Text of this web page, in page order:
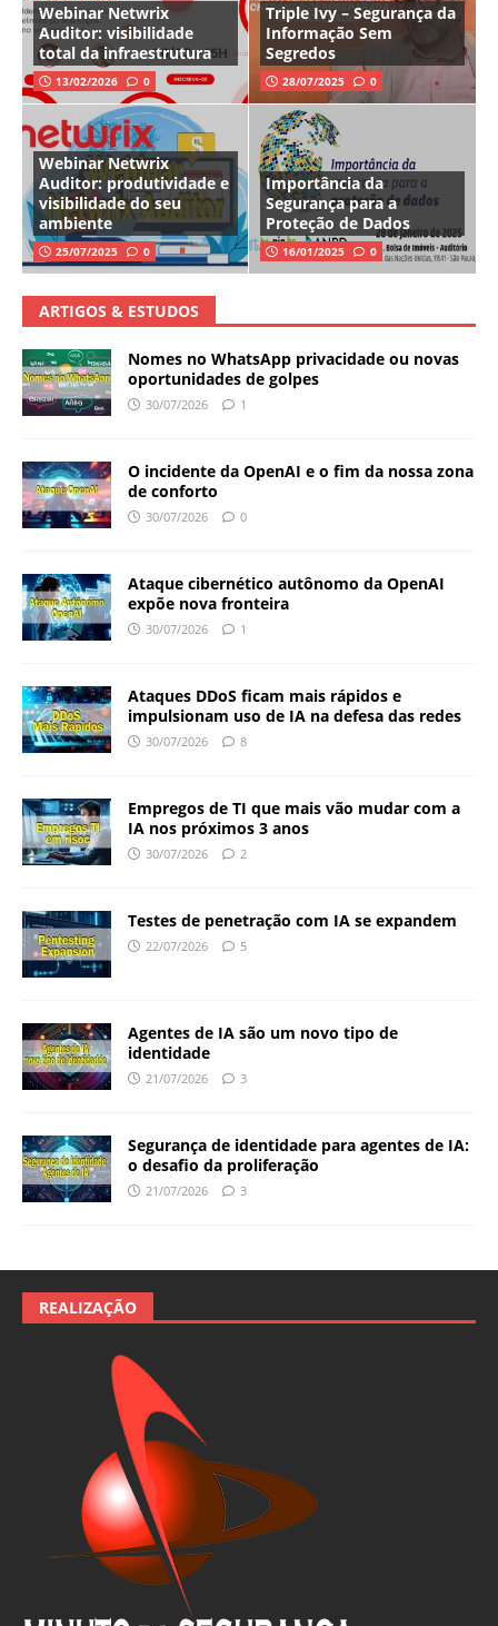
Webinar Netwrix
Auditor: visibilidade
total da infraestrutura
13/02/2026 0
Triple Ivy – Segurança da
Informação Sem
Segredos
28/07/2025 0
Webinar Netwrix
Auditor: produtividade e
visibilidade do seu
ambiente
25/07/2025 0
Importância da
Segurança para a
Proteção de Dados
16/01/2025 0
ARTIGOS & ESTUDOS
Nomes no WhatsApp privacidade ou novas
oportunidades de golpes
30/07/2026 1
O incidente da OpenAI e o fim da nossa zona
de conforto
30/07/2026 0
Ataque cibernético autônomo da OpenAI
expõe nova fronteira
30/07/2026 1
Ataques DDoS ficam mais rápidos e
impulsionam uso de IA na defesa das redes
30/07/2026 8
Empregos de TI que mais vão mudar com a
IA nos próximos 3 anos
30/07/2026 2
Testes de penetração com IA se expandem
22/07/2026 5
Agentes de IA são um novo tipo de
identidade
21/07/2026 3
Segurança de identidade para agentes de IA:
o desafio da proliferação
21/07/2026 3
REALIZAÇÃO